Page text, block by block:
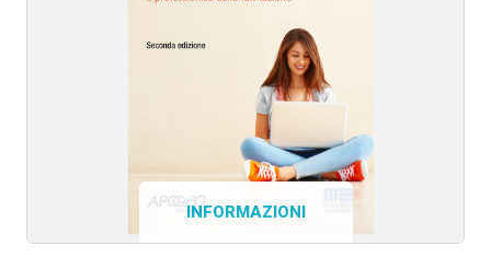
INFORMAZIONI